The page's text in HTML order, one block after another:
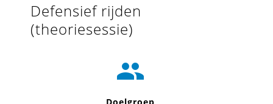
Defensief rijden
(theoriesessie)
